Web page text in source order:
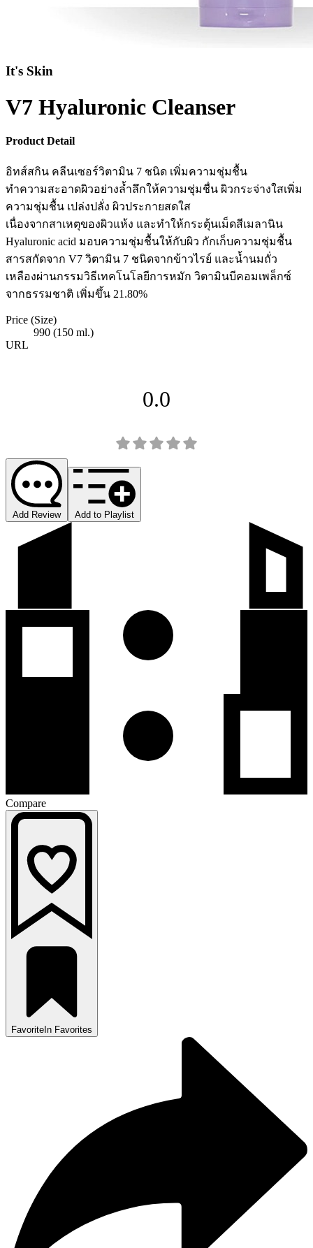
It's Skin
V7 Hyaluronic Cleanser
Product Detail
อิทส์สกิน คลีนเซอร์วิตามิน 7 ชนิด เพิ่มความชุ่มชื้น
ทำความสะอาดผิวอย่างล้ำลึกให้ความชุ่มชื่น ผิวกระจ่างใสเพิ่ม
ความชุ่มชื้น เปล่งปลั่ง ผิวประกายสดใส
เนื่องจากสาเหตุของผิวแห้ง และทำให้กระตุ้นเม็ดสีเมลานิน
Hyaluronic acid มอบความชุ่มชื้นให้กับผิว กักเก็บความชุ่มชื้น
สารสกัดจาก V7 วิตามิน 7 ชนิดจากข้าวไรย์ และน้ำนมถั่ว
เหลืองผ่านกรรมวิธีเทคโนโลยีการหมัก วิตามินบีคอมเพล็กซ์
จากธรรมชาติ เพิ่มขึ้น 21.80%
Price (Size)
990 (150 ml.)
URL
0.0
Add Review Add to Playlist
Compare
Favorite In Favorites